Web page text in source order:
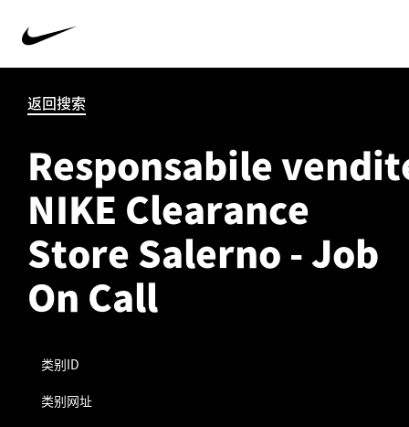
返回搜索
Responsabile
NIKE Clearance
Store Salerno - Job
On Call
类别ID
类别网址